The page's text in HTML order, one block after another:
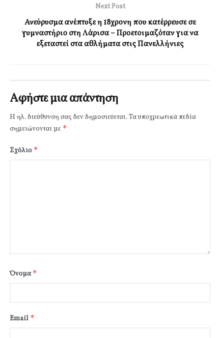
Next Post
Ανεύρυσμα ανέπτυξε η 18χρονη που κατέρρευσε σε
γυμναστήριο στη Λάρισα – Προετοιμαζόταν για να
εξεταστεί στα αθλήματα στις Πανελλήνιες
Αφήστε μια απάντηση
Η ηλ. διεύθυνση σας δεν δημοσιεύεται. Τα υποχρεωτικά πεδία
σημειώνονται με *
Σχόλιο *
Όνομα*
Email *